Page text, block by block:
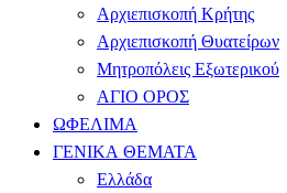
Αρχιεπισκοπή Κρήτης
Αρχιεπισκοπή Θυατείρων
Μητροπόλεις Εξωτερικού
ΑΓΙΟ ΟΡΟΣ
ΩΦΕΛΙΜΑ
ΓΕΝΙΚΑ ΘΕΜΑΤΑ
Ελλάδα